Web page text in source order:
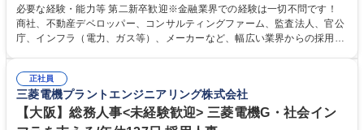
掛け合わせて広く社会に貢献していく職種です。 入社後は、横断的なロー
テーションを経て適性や専門性に応じたキャリアを形成していただきま
す。総合職として入社いただき、下記いずれかの部門でご活躍いただきま
ート・ナレッジ業務 ※それぞれの業務内容に関しては、別途その他労働条
件備考欄に記載 募集職種 【総合職/ポテンシャル採用(第2新卒)】投融資一
体型のソリューション提案
必要な経験・能力等 第二新卒歓迎※金融業界での経験は一切不問です！
商社、不動産デベロッパー、コンサルティングファーム、監査法人、官公
庁、インフラ（電力、ガス等）、メーカーなど、幅広い業界からの採用実
く高い志を併せもった人材を求めています。ポテンシャル採用（第2新
卒）では、金融業界での経験や知識を問いません。新たな時代を見据え
て、複雑化する社会課題の解決に向けて先鞭をつける役割を担いたい、と
いう気概をお持ちの方を心待ちにしています。 学歴・資格 学歴：大学院
正社員
三菱電機プラントエンジニアリング株式会社
【大阪】総務人事<未経験歓迎> 三菱電機G・社会イン